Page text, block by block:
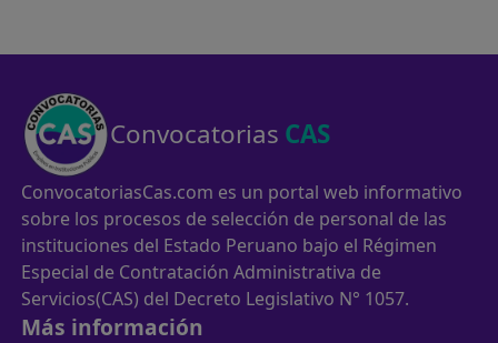
Convocatorias CAS
ConvocatoriasCas.com es un portal web informativo
sobre los procesos de selección de personal de las
instituciones del Estado Peruano bajo el Régimen
Especial de Contratación Administrativa de
Servicios(CAS) del Decreto Legislativo N° 1057.
Más información